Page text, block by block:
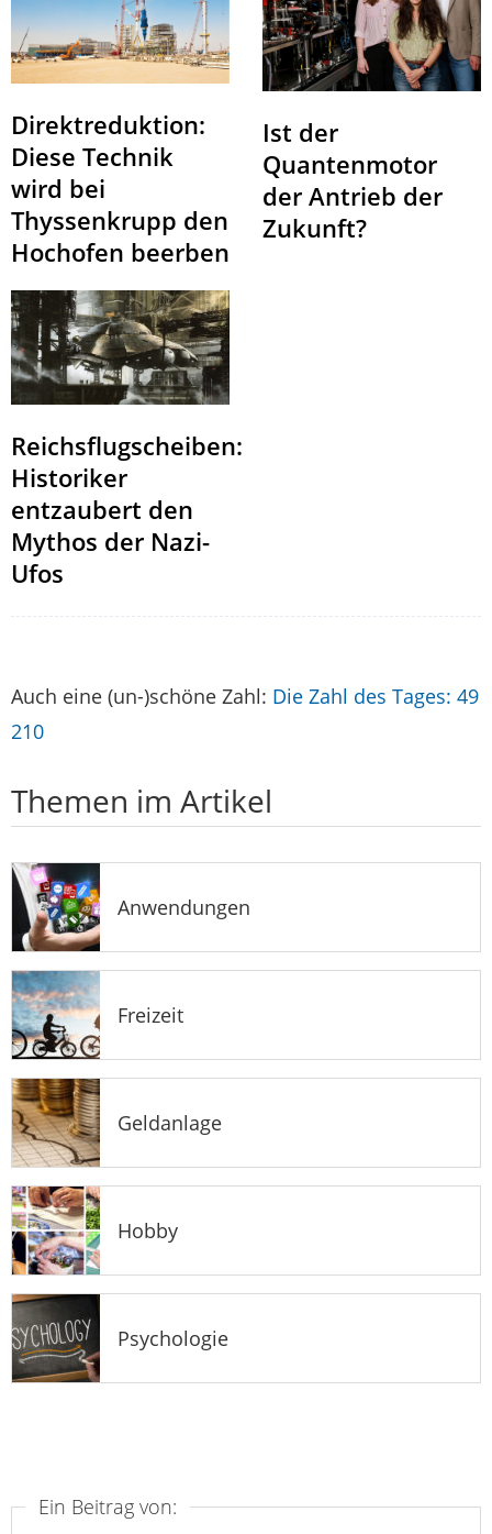
Direktreduktion:
Diese Technik
wird bei
Thyssenkrupp den
Hochofen beerben
Ist der
Quantenmotor
der Antrieb der
Zukunft?
Reichsflugscheiben:
Historiker
entzaubert den
Mythos der Nazi-
Ufos
Auch eine (un-)schöne Zahl: Die Zahl des Tages: 49
210
Themen im Artikel
Anwendungen
Freizeit
Geldanlage
Hobby
Psychologie
Ein Beitrag von: